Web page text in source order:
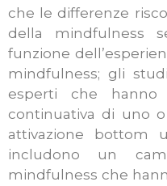
che le differenze
della mindfulness
funzione
mindfulness; gli
esperti che
continuativa di uno
attivazione bottom
includono un
mindfulness che